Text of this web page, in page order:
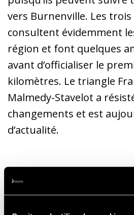
vers Burnenville. Les
consultent évidemment
région et font quelques
avant d’officialiser le
kilomètres. Le triangle
Malmedy-Stavelot a
changements et est
d’actualité.
Francorchamps aurait dû
première course